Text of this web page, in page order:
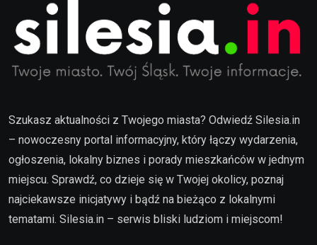
Szukasz aktualności z Twojego miasta? Odwiedź Silesia.in
– nowoczesny portal informacyjny, który łączy wydarzenia,
ogłoszenia, lokalny biznes i porady mieszkańców w jednym
miejscu. Sprawdź, co dzieje się w Twojej okolicy, poznaj
najciekawsze inicjatywy i bądź na bieżąco z lokalnymi
tematami. Silesia.in – serwis bliski ludziom i miejscom!